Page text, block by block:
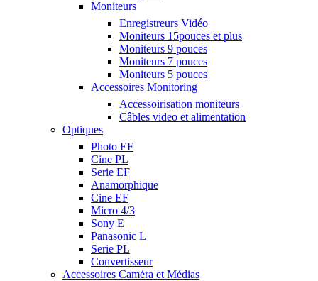
Moniteurs
Enregistreurs Vidéo
Moniteurs 15pouces et plus
Moniteurs 9 pouces
Moniteurs 7 pouces
Moniteurs 5 pouces
Accessoires Monitoring
Accessoirisation moniteurs
Câbles video et alimentation
Optiques
Photo EF
Cine PL
Serie EF
Anamorphique
Cine EF
Micro 4/3
Sony E
Panasonic L
Serie PL
Convertisseur
Accessoires Caméra et Médias